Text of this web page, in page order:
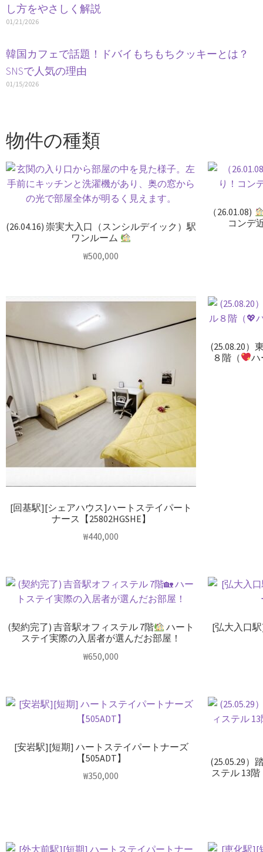
し方をやさしく解説
01/21/2026
韓国カフェで話題！ドバイもちもちクッキーとは？
SNSで人気の理由
01/15/2026
物件の種類
(26.04.16) 崇実大入口（スンシルデイック）駅
ワンルーム
₩500,000
（26.01.08)
コンデ
[回基駅][シェアハウス]ハートステイパート
ナース【25802HGSHE】
₩440,000
(25.08.20）
８階（
ハ
(契約完了) 吉音駅オフィステル 7階
ハート
ステイ実際の入居者が選んだお部屋！
₩650,000
[弘大入口
[安岩駅][短期] ハートステイパートナーズ
【505ADT】
₩350,000
(25.05.29）
ステル 13階